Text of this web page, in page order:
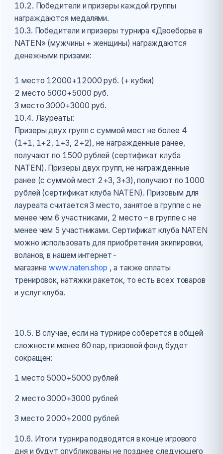
10.2. Победители и призеры каждой группы
награждаются медалями.
10.3. Победители и призеры турнира «Двоеборье в
NATEN» (мужчины + женщины) награждаются
денежными призами:
1 место 12000+12000 руб. (+ кубки)
2 место 5000+5000 руб.
3 место 3000+3000 руб.
10.4. Лауреаты:
Призеры двух групп с суммой мест не более 4
(1+1, 1+2, 1+3, 2+2), не награжденные ранее,
получают по 1500 рублей (сертификат клуба
NATEN). Призеры двух групп, не награжденные
ранее (с суммой мест 2+3, 3+3), получают по 1000
рублей (сертификат клуба NATEN). Призовым для
лауреата считается 3 место, занятое в группе с не
менее чем 6 участниками, 2 место – в группе с не
менее чем 5 участниками. Сертификат клуба NATEN
можно использовать для приобретения экипировки,
воланов, в нашем интернет-
магазинеwww.naten.shop , а также оплаты
тренировок, натяжки ракеток, то есть всех товаров
и услуг клуба.
10.5. В случае, если на турнире соберется в общей
сложности менее 60 пар, призовой фонд будет
сокращен:
1 место 5000+5000 рублей
2 место 3000+3000 рублей
3 место 2000+2000 рублей
10.6. Итоги турнира подводятся в конце игрового
дня и будут опубликованы не позднее следующего